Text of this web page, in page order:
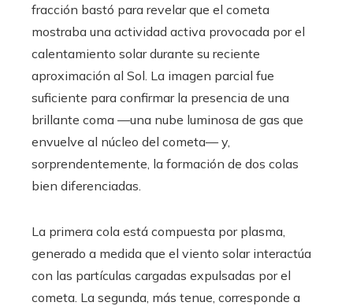
fracción bastó para revelar que el cometa
mostraba una actividad activa provocada por el
calentamiento solar durante su reciente
aproximación al Sol. La imagen parcial fue
suficiente para confirmar la presencia de una
brillante coma —una nube luminosa de gas que
envuelve al núcleo del cometa— y,
sorprendentemente, la formación de dos colas
bien diferenciadas.
La primera cola está compuesta por plasma,
generado a medida que el viento solar interactúa
con las partículas cargadas expulsadas por el
cometa. La segunda, más tenue, corresponde a